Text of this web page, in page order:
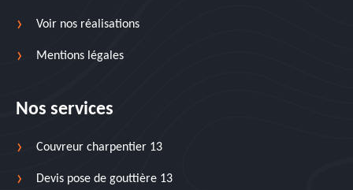
Voir nos réalisations
Mentions légales
Nos services
Couvreur charpentier 13
Devis pose de gouttière 13